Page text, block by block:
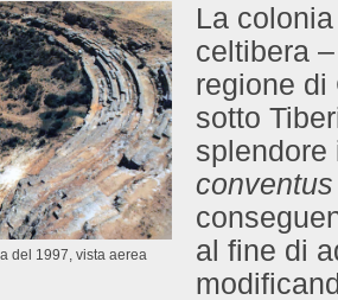
del 1997, vista aerea
La
celtibera
regione di
sotto
splendore
al fine di